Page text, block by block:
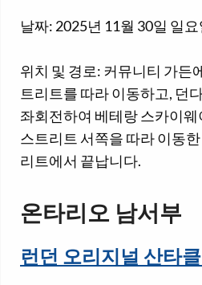
날짜: 2025년 11월 30일 일
위치 및 경로: 커뮤니티 가든
트리트를 따라 이동하고, 던
좌회전하여 베테랑 스카이
스트리트 서쪽을 따라 이동
리트에서 끝납니다.
온타리오 남서부
런던 오리지널 산타